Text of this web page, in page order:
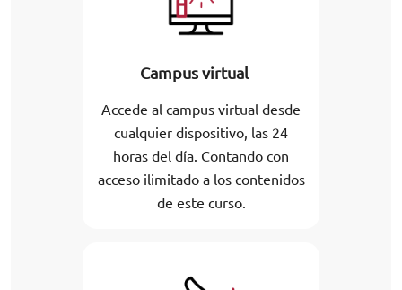
Campus virtual
Accede al campus virtual desde
cualquier dispositivo, las 24
horas del día. Contando con
acceso ilimitado a los contenidos
de este curso.